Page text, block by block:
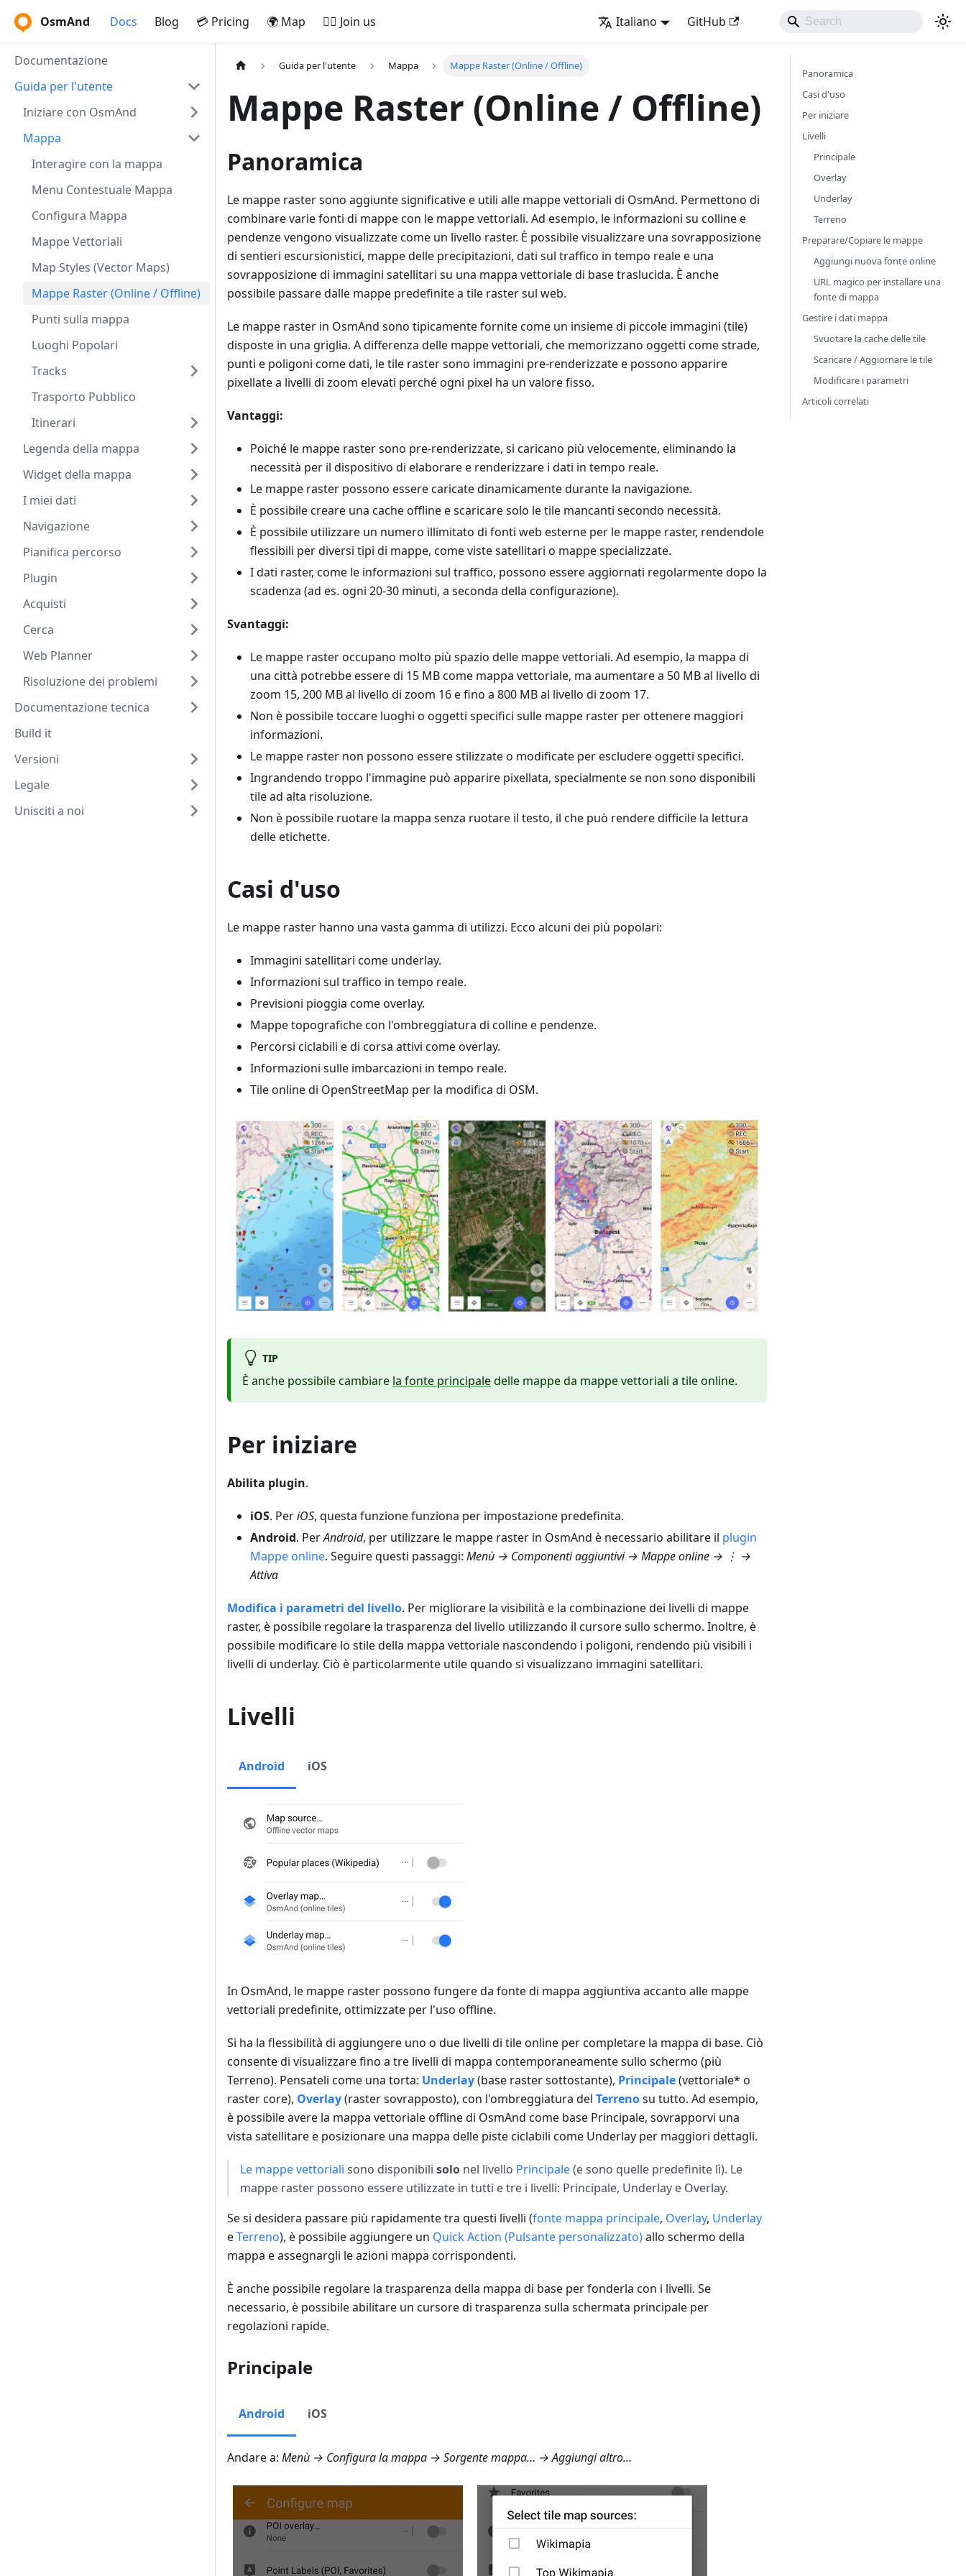
OsmAnd Docs Blog 💳 Pricing 🌍 Map 🚵‍♂️ Join us Italiano GitHub
Documentazione
Guida per l'utente
Iniziare con OsmAnd
Mappa
Interagire con la mappa
Menu Contestuale Mappa
Configura Mappa
Mappe Vettoriali
Map Styles (Vector Maps)
Mappe Raster (Online / Offline)
Punti sulla mappa
Luoghi Popolari
Tracks
Trasporto Pubblico
Itinerari
Legenda della mappa
Widget della mappa
I miei dati
Navigazione
Pianifica percorso
Plugin
Acquisti
Cerca
Web Planner
Risoluzione dei problemi
Documentazione tecnica
Build it
Versioni
Legale
Unisciti a noi
Guida per l'utente Mappa Mappe Raster (Online / Offline)
Mappe Raster (Online / Offline)
Panoramica
Le mappe raster sono aggiunte significative e utili alle mappe vettoriali di OsmAnd. Permettono di
combinare varie fonti di mappe con le mappe vettoriali. Ad esempio, le informazioni su colline e
pendenze vengono visualizzate come un livello raster. È possibile visualizzare una sovrapposizione
di sentieri escursionistici, mappe delle precipitazioni, dati sul traffico in tempo reale e una
sovrapposizione di immagini satellitari su una mappa vettoriale di base traslucida. È anche
possibile passare dalle mappe predefinite a tile raster sul web.
Le mappe raster in OsmAnd sono tipicamente fornite come un insieme di piccole immagini (tile)
disposte in una griglia. A differenza delle mappe vettoriali, che memorizzano oggetti come strade,
punti e poligoni come dati, le tile raster sono immagini pre-renderizzate e possono apparire
pixellate a livelli di zoom elevati perché ogni pixel ha un valore fisso.
Vantaggi:
Poiché le mappe raster sono pre-renderizzate, si caricano più velocemente, eliminando la
necessità per il dispositivo di elaborare e renderizzare i dati in tempo reale.
Le mappe raster possono essere caricate dinamicamente durante la navigazione.
È possibile creare una cache offline e scaricare solo le tile mancanti secondo necessità.
È possibile utilizzare un numero illimitato di fonti web esterne per le mappe raster, rendendole
flessibili per diversi tipi di mappe, come viste satellitari o mappe specializzate.
I dati raster, come le informazioni sul traffico, possono essere aggiornati regolarmente dopo la
scadenza (ad es. ogni 20-30 minuti, a seconda della configurazione).
Svantaggi:
Le mappe raster occupano molto più spazio delle mappe vettoriali. Ad esempio, la mappa di
una città potrebbe essere di 15 MB come mappa vettoriale, ma aumentare a 50 MB al livello di
zoom 15, 200 MB al livello di zoom 16 e fino a 800 MB al livello di zoom 17.
Non è possibile toccare luoghi o oggetti specifici sulle mappe raster per ottenere maggiori
informazioni.
Le mappe raster non possono essere stilizzate o modificate per escludere oggetti specifici.
Ingrandendo troppo l'immagine può apparire pixellata, specialmente se non sono disponibili
tile ad alta risoluzione.
Non è possibile ruotare la mappa senza ruotare il testo, il che può rendere difficile la lettura
delle etichette.
Casi d'uso
Le mappe raster hanno una vasta gamma di utilizzi. Ecco alcuni dei più popolari:
Immagini satellitari come underlay.
Informazioni sul traffico in tempo reale.
Previsioni pioggia come overlay.
Mappe topografiche con l'ombreggiatura di colline e pendenze.
Percorsi ciclabili e di corsa attivi come overlay.
Informazioni sulle imbarcazioni in tempo reale.
Tile online di OpenStreetMap per la modifica di OSM.
TIP
È anche possibile cambiare la fonte principaledelle mappe da mappe vettoriali a tile online.
Per iniziare
Abilita plugin.
iOS. PeriOS, questa funzione funziona per impostazione predefinita.
Android. PerAndroid, per utilizzare le mappe raster in OsmAnd è necessario abilitare il plugin
Mappe online. Seguire questi passaggi: Menù → Componenti aggiuntivi → Mappe online → ⋮ →
Attiva
Modifica i parametri del livello. Per migliorare la visibilità e la combinazione dei livelli di mappe
raster, è possibile regolare la trasparenza del livello utilizzando il cursore sullo schermo. Inoltre, è
possibile modificare lo stile della mappa vettoriale nascondendo i poligoni, rendendo più visibili i
livelli di underlay. Ciò è particolarmente utile quando si visualizzano immagini satellitari.
Livelli
Android iOS
In OsmAnd, le mappe raster possono fungere da fonte di mappa aggiuntiva accanto alle mappe
vettoriali predefinite, ottimizzate per l'uso offline.
Si ha la flessibilità di aggiungere uno o due livelli di tile online per completare la mappa di base. Ciò
consente di visualizzare fino a tre livelli di mappa contemporaneamente sullo schermo (più
Terreno). Pensateli come una torta: Underlay(base raster sottostante), Principale(vettoriale* o
raster core), Overlay(raster sovrapposto), con l'ombreggiatura del Terrenosu tutto. Ad esempio,
è possibile avere la mappa vettoriale offline di OsmAnd come base Principale, sovrapporvi una
vista satellitare e posizionare una mappa delle piste ciclabili come Underlay per maggiori dettagli.
Le mappe vettoriali sono disponibili solo nel livello Principale(e sono quelle predefinite lì). Le
mappe raster possono essere utilizzate in tutti e tre i livelli: Principale, Underlay e Overlay.
Se si desidera passare più rapidamente tra questi livelli (fonte mappa principale, Overlay, Underlay
eTerreno), è possibile aggiungere un Quick Action (Pulsante personalizzato)allo schermo della
mappa e assegnargli le azioni mappa corrispondenti.
È anche possibile regolare la trasparenza della mappa di base per fonderla con i livelli. Se
necessario, è possibile abilitare un cursore di trasparenza sulla schermata principale per
regolazioni rapide.
Principale
Android iOS
Andare a: Menù → Configura la mappa → Sorgente mappa… → Aggiungi altro…
Panoramica
Casi d'uso
Per iniziare
Livelli
Principale
Overlay
Underlay
Terreno
Preparare/Copiare le mappe
Aggiungi nuova fonte online
URL magico per installare una
fonte di mappa
Gestire i dati mappa
Svuotare la cache delle tile
Scaricare / Aggiornare le tile
Modificare i parametri
Articoli correlati